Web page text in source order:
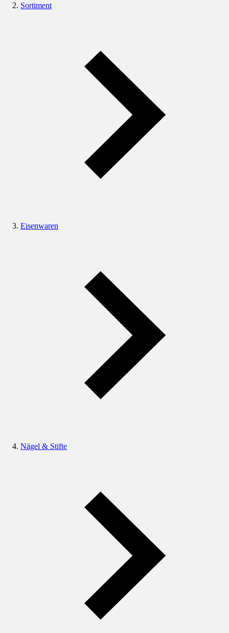
Sortiment
Eisenwaren
Nägel & Stifte